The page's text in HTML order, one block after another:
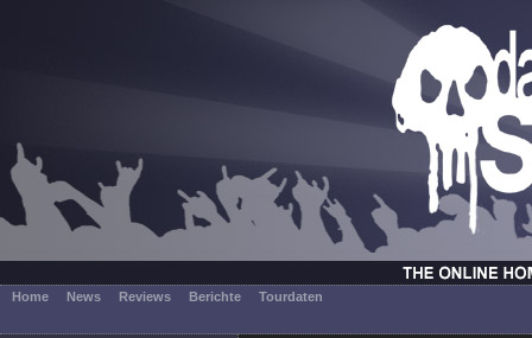
Home News Reviews Berichte Tourdaten